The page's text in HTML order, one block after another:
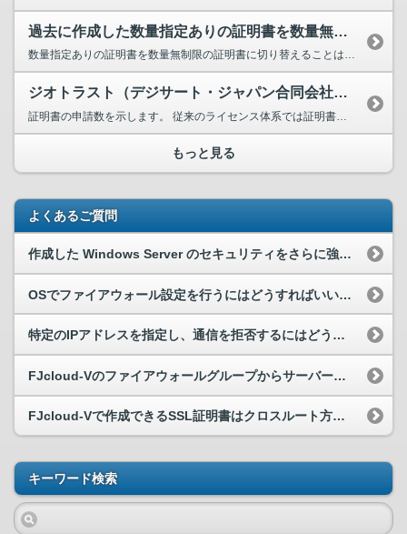
過去に作成した数量指定ありの証明書を数量無制限の証明書に切り替えることはできますか。
数量指定ありの証明書を数量無制限の証明書に切り替えることはできません。新たに数量無制限で証明書を作成していただく必要がございます。
ジオトラスト（デジサート・ジャパン合同会社）のSSL証明書承認手続きの画面に表示される「Server count」は何を示すか。
もっと見る
よくあるご質問
作成した Windows Server のセキュリティをさらに強化するには、どうすれば良いですか。
OSでファイアウォール設定を行うにはどうすればいいですか？
特定のIPアドレスを指定し、通信を拒否するにはどうしたらよいですか。
FJcloud-Vのファイアウォールグループからサーバーをはずしたが特定ポートの通信が行えない。
FJcloud-Vで作成できるSSL証明書はクロスルート方式ですか
キーワード検索